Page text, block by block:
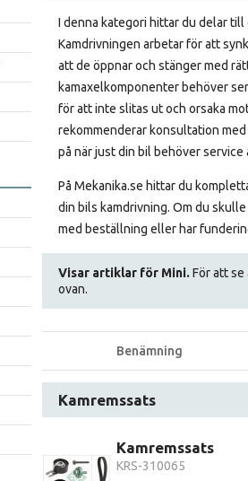
I denna kategori hittar du delar
Kamdrivningen arbetar för att
att de öppnar och stänger med
kamaxelkomponenter behöver
för att inte slitas ut och orsaka
rekommenderar konsultation
på när just din bil behöver service
På Mekanika.se hittar du
din bils kamdrivning. Om du
med beställning eller har
Visar artiklar för Mini. För att
ovan.
Benämning
Kamremssats
Kamremssats
KRS-310065